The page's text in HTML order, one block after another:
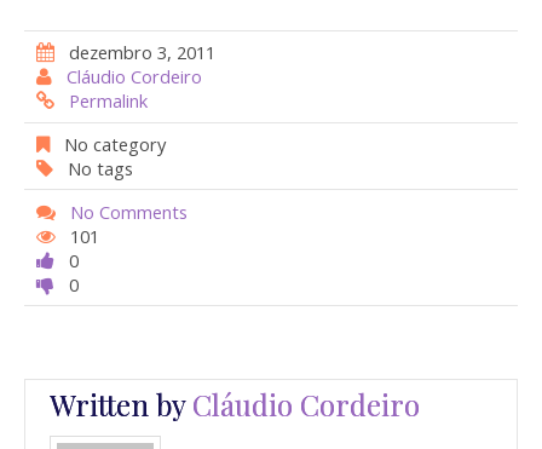
e
b
o
o
k
at
s
A
p
p
itt
er
er
st
dezembro 3, 2011
Cláudio Cordeiro
Permalink
No category
No tags
No Comments
101
0
0
Written byCláudio Cordeiro